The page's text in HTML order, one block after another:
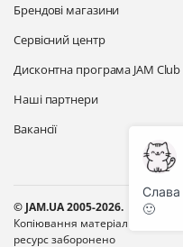
Брендові магазини
Сервісний центр
Дисконтна програма JAM Club
Наші партнери
Вакансії
© JAM.UA 2005-2026.
Копіювання матеріалів з
ресурс заборонено